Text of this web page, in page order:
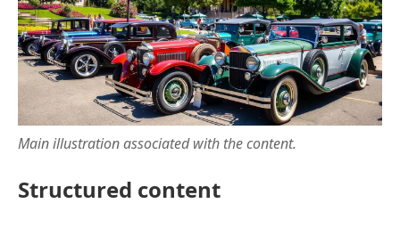
Main illustration associated with the content.
Structured content